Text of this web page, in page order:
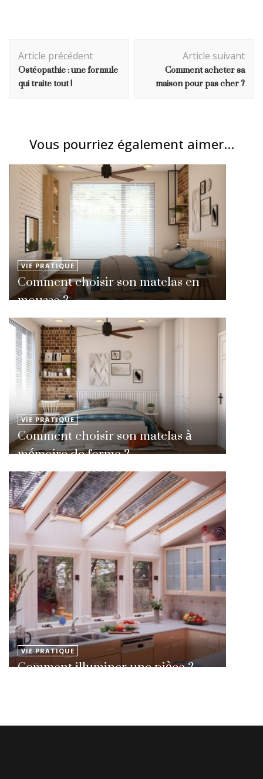
d'article
Article précédent
Ostéopathie : une formule
qui traite tout !
Article suivant
Comment acheter sa
maison pour pas cher ?
Vous pourriez également aimer...
VIE PRATIQUE
Comment choisir son matelas en
mousse ?
VIE PRATIQUE
Comment choisir son matelas à
mémoire de forme ?
VIE PRATIQUE
Comment illuminer une pièce ?